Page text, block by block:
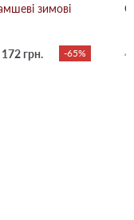
зимові
172 грн. -65% 4